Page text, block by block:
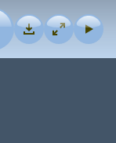
Blue Light Ride 2025 - Sevenum-Venlo